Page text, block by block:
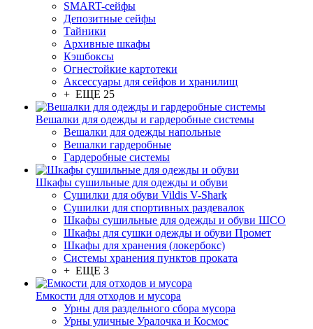
SMART-сейфы
Депозитные сейфы
Тайники
Архивные шкафы
Кэшбоксы
Огнестойкие картотеки
Аксессуары для сейфов и хранилищ
+ ЕЩЕ 25
Вешалки для одежды и гардеробные системы
Вешалки для одежды напольные
Вешалки гардеробные
Гардеробные системы
Шкафы сушильные для одежды и обуви
Сушилки для обуви Vildis V-Shark
Сушилки для спортивных раздевалок
Шкафы сушильные для одежды и обуви ШСО
Шкафы для сушки одежды и обуви Промет
Шкафы для хранения (локербокс)
Системы хранения пунктов проката
+ ЕЩЕ 3
Емкости для отходов и мусора
Урны для раздельного сбора мусора
Урны уличные Уралочка и Космос